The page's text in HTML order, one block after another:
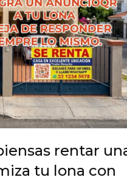
rentar
tu lona con